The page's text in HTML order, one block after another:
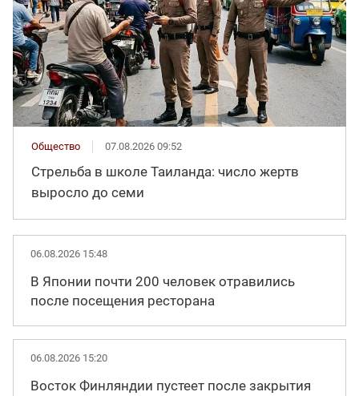
Общество 07.08.2026 09:52
Стрельба в школе Таиланда: число жертв
выросло до семи
06.08.2026 15:48
В Японии почти 200 человек отравились
после посещения ресторана
06.08.2026 15:20
Восток Финляндии пустеет после закрытия